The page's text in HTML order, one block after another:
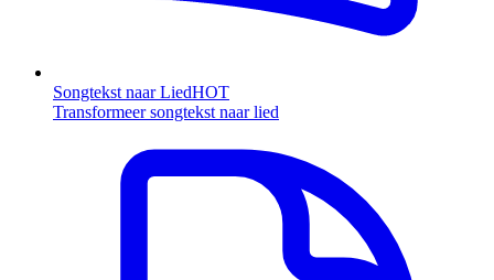
Songtekst naar LiedHOT
Transformeer songtekst naar lied